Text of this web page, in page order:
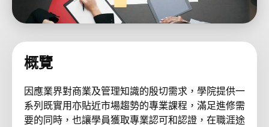
概覽
因應業界對商業及管理知識的殷切需求，學院提供一
系列既實用亦貼近市場趨勢的專業課程，滿足進修需
要的同時，也讓學員獲取專業認可和認證，在職涯途